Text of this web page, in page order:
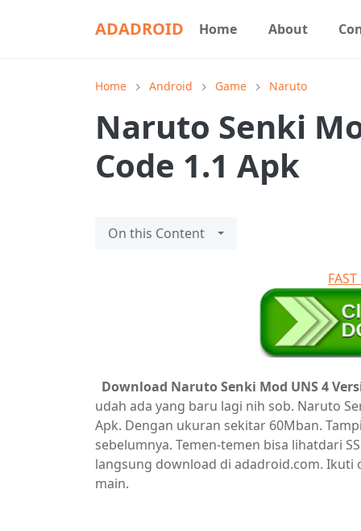
ADADROID Home About
Home Android Game Naruto
Naruto Senki
Code 1.1 Apk
On this Content
Download Naruto Senki Mod UNS 4
udah ada yang baru lagi nih sob. Naruto
Apk. Dengan ukuran sekitar 60Mban.
sebelumnya. Temen-temen bisa lihatdari
langsung download di adadroid.com. Ikuti
main.